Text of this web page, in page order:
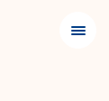
メニ